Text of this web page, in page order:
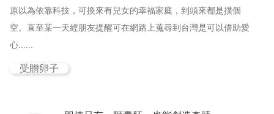
高雄辦事處
原以為依靠科技，可換來有兒女的幸福家庭，到頭來都是撲個
空。直至某一天經朋友提醒可在網路上蒐尋到台灣是可以借助愛
心......
受贈卵子